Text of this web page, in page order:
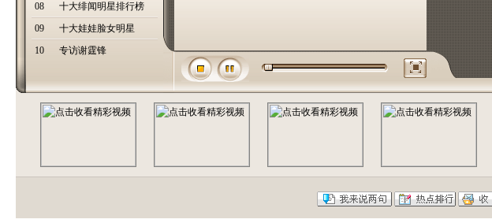
08
十大绯闻明星排行榜
09
十大娃娃脸女明星
10
专访谢霆锋